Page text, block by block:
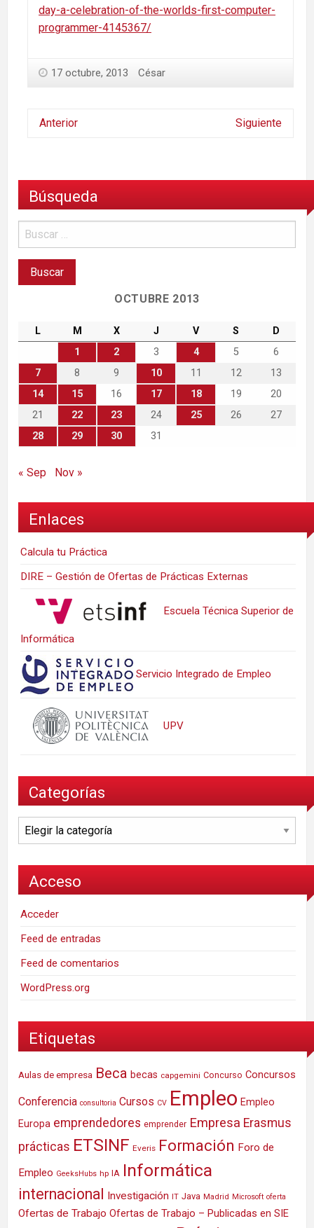
day-a-celebration-of-the-worlds-first-computer-
programmer-4145367/
17 octubre, 2013 César
Anterior Siguiente
Búsqueda
OCTUBRE 2013
L M X J V S
D
1
2 3 4 5
6
7
8 9 10 11 12
13
14
15 16 17 18 19
20
21
22 23 24 25 26
27
28
29 30 31
« Sep Nov »
Enlaces
Calcula tu Práctica
DIRE – Gestión de Ofertas de Prácticas Externas
Escuela Técnica Superior de
Informática
Servicio Integrado de Empleo
UPV
Categorías
Categorías
Acceso
Acceder
Feed de entradas
Feed de comentarios
WordPress.org
Etiquetas
Aulas de empresa Beca becas capgemini Concurso Concursos
Conferencia consultoria Cursos CV Empleo Empleo
Europa emprendedores emprender Empresa Erasmus
prácticas ETSINF Everis Formación Foro de
Empleo GeeksHubs hp IA Informática
internacional Investigación IT Java Madrid Microsoft oferta
Ofertas de Trabajo Ofertas de Trabajo – Publicadas en SIE